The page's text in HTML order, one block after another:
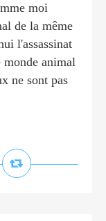
moi
de la même
l'assassinat
animal
ne sont pas